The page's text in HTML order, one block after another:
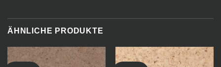
ÄHNLICHE PRODUKTE